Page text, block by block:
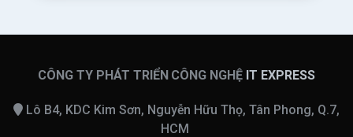
CÔNG TY PHÁT TRIỂN CÔNG NGHỆ IT EXPRESS
Lô B4, KDC Kim Sơn, Nguyễn Hữu Thọ, Tân Phong, Q.7,
HCM